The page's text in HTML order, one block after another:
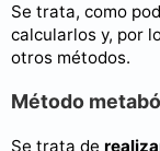
Se trata, como
calcularlos y, por
otros métodos.
Método
Se trata de